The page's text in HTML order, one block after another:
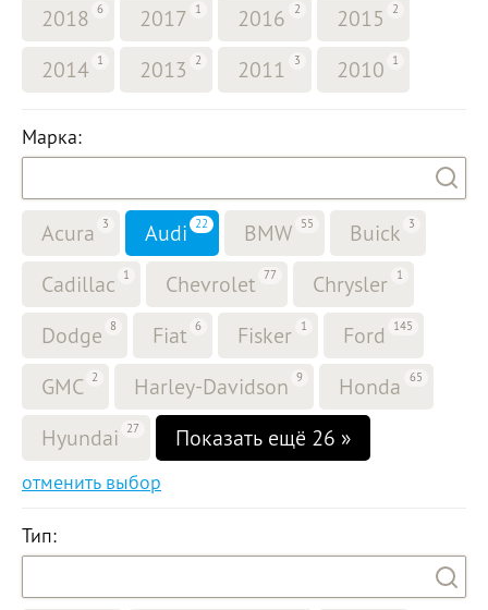
2018 6 2017 1 2016 2 2015 2
2014 1 2013 2 2011 3 2010 1
Марка:
отменить выбор
Acura 3 Audi 22 BMW 55 Buick 3
Cadillac 1 Chevrolet 77 Chrysler 1
Dodge 8 Fiat 6 Fisker 1 Ford 145
GMC 2 Harley-Davidson 9 Honda 65
Hyundai 27 Показать ещё 26 »
Тип: